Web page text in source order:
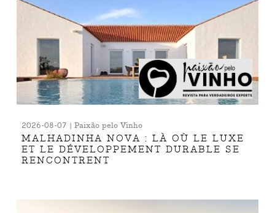
2026-08-07 | Paixão pelo Vinho
MALHADINHA NOVA : LÀ OÙ LE LUXE
ET LE DÉVELOPPEMENT DURABLE SE
RENCONTRENT